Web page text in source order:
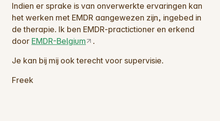
Indien er sprake is van onverwerkte ervaringen kan
het werken met EMDR aangewezen zijn, ingebed in
de therapie. Ik ben EMDR-practictioner en erkend
door EMDR-Belgium
.
​Je kan bij mij ook terecht voor supervisie.
Freek